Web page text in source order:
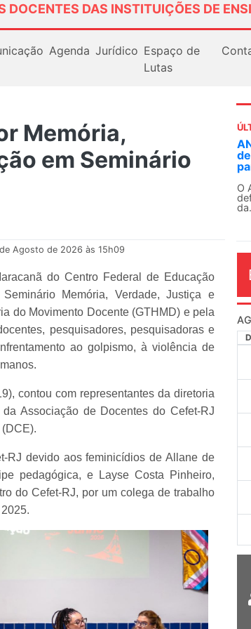
DOCENTES DAS INSTITUIÇÕES DE
Agenda Jurídico Espaço de
Lutas
Memória,
em Seminário
Agosto de 2026 às 15h09
do Centro Federal de Educação
Memória, Verdade, Justiça e
do Movimento Docente (GTHMD) e pela
pesquisadores, pesquisadoras e
ao golpismo, à violência de
contou com representantes da diretoria
Associação de Docentes do Cefet-RJ
RJ devido aos feminicídios de Allane de
pedagógica, e Layse Costa Pinheiro,
do Cefet-RJ, por um colega de trabalho